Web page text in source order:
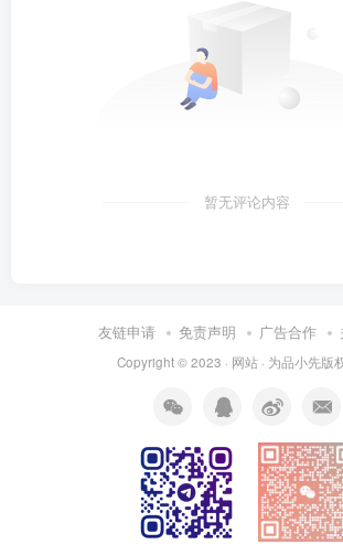
暂无评论内容
友链申请 免责声明 广告合作
Copyright © 2023 · 网站 · 为品小先版